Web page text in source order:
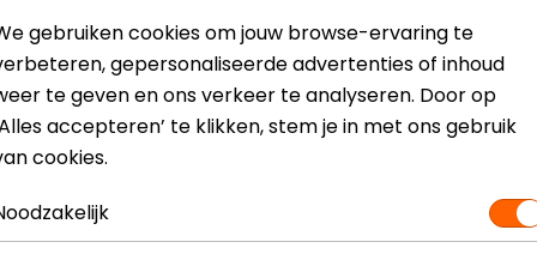
dan met ons op of kom langs in één van
je het product bekijken & passen en staan onze
gebruiken cookies om jouw browse-ervaring te
gepersonaliseerde advertenties of inhoud
te geven en ons verkeer te analyseren. Door op
accepteren’ te klikken, stem je in met ons gebruik
cookies.